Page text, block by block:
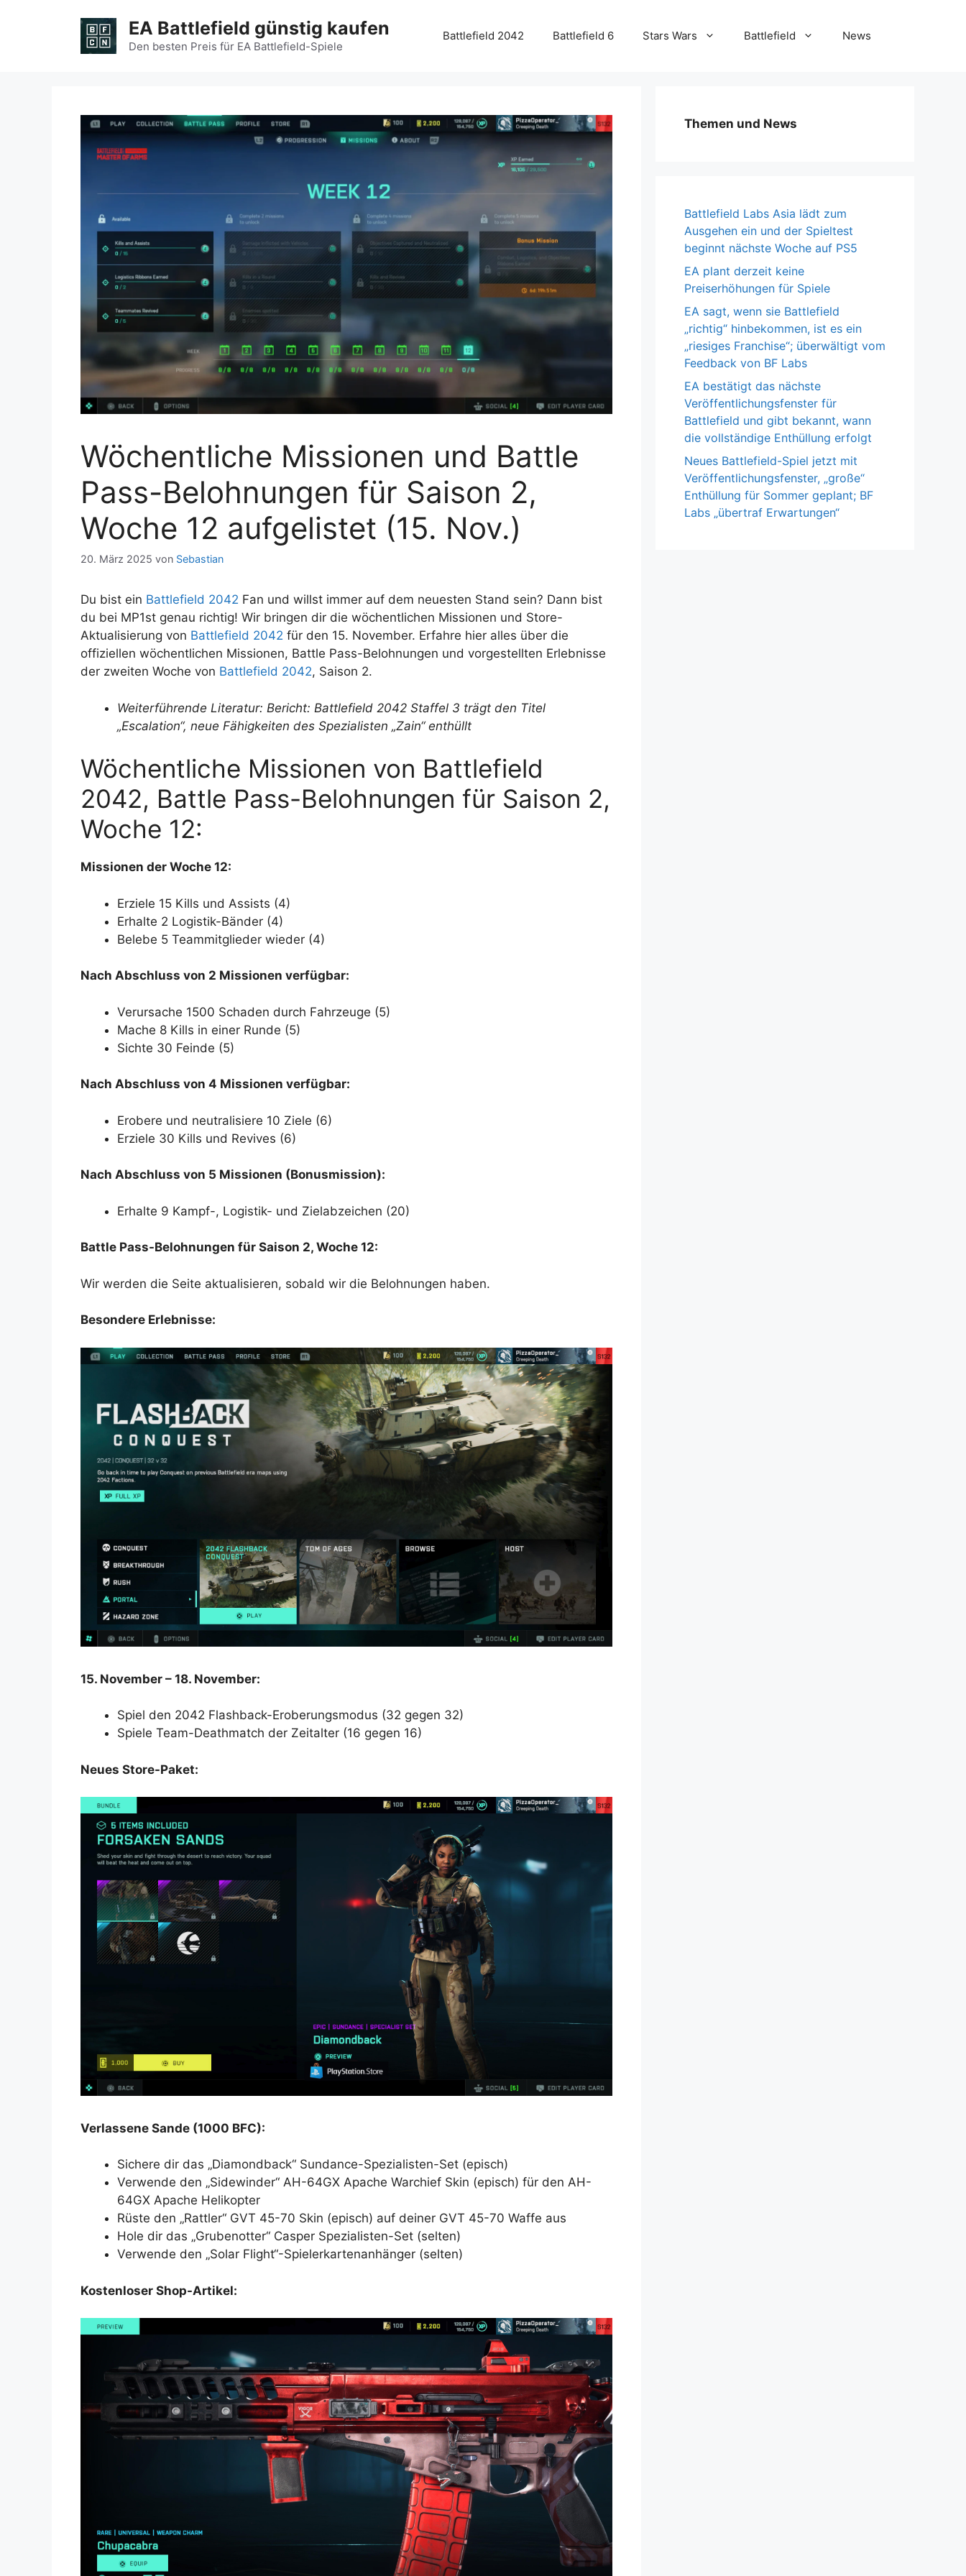
EA Battlefield günstig kaufen
Den besten Preis für EA Battlefield-Spiele
Battlefield 2042 Battlefield 6 Stars Wars Battlefield News
Wöchentliche Missionen und Battle
Pass-Belohnungen für Saison 2,
Woche 12 aufgelistet (15. Nov.)
20. März 2025 von Sebastian
Du bist ein Battlefield 2042 Fan und willst immer auf dem neuesten Stand sein? Dann bist
du bei MP1st genau richtig! Wir bringen dir die wöchentlichen Missionen und Store-
Aktualisierung von Battlefield 2042 für den 15. November. Erfahre hier alles über die
offiziellen wöchentlichen Missionen, Battle Pass-Belohnungen und vorgestellten Erlebnisse
der zweiten Woche von Battlefield 2042, Saison 2.
Weiterführende Literatur: Bericht: Battlefield 2042 Staffel 3 trägt den Titel
„Escalation“, neue Fähigkeiten des Spezialisten „Zain“ enthüllt
Wöchentliche Missionen von Battlefield
2042, Battle Pass-Belohnungen für Saison 2,
Woche 12:
Missionen der Woche 12:
Erziele 15 Kills und Assists (4)
Erhalte 2 Logistik-Bänder (4)
Belebe 5 Teammitglieder wieder (4)
Nach Abschluss von 2 Missionen verfügbar:
Verursache 1500 Schaden durch Fahrzeuge (5)
Mache 8 Kills in einer Runde (5)
Sichte 30 Feinde (5)
Nach Abschluss von 4 Missionen verfügbar:
Erobere und neutralisiere 10 Ziele (6)
Erziele 30 Kills und Revives (6)
Nach Abschluss von 5 Missionen (Bonusmission):
Erhalte 9 Kampf-, Logistik- und Zielabzeichen (20)
Battle Pass-Belohnungen für Saison 2, Woche 12:
Wir werden die Seite aktualisieren, sobald wir die Belohnungen haben.
Besondere Erlebnisse:
15. November – 18. November:
Spiel den 2042 Flashback-Eroberungsmodus (32 gegen 32)
Spiele Team-Deathmatch der Zeitalter (16 gegen 16)
Neues Store-Paket:
Verlassene Sande (1000 BFC):
Sichere dir das „Diamondback“ Sundance-Spezialisten-Set (episch)
Verwende den „Sidewinder“ AH-64GX Apache Warchief Skin (episch) für den AH-
64GX Apache Helikopter
Rüste den „Rattler“ GVT 45-70 Skin (episch) auf deiner GVT 45-70 Waffe aus
Hole dir das „Grubenotter“ Casper Spezialisten-Set (selten)
Verwende den „Solar Flight“-Spielerkartenanhänger (selten)
Kostenloser Shop-Artikel:
Themen und News
Battlefield Labs Asia lädt zum
Ausgehen ein und der Spieltest
beginnt nächste Woche auf PS5
EA plant derzeit keine
Preiserhöhungen für Spiele
EA sagt, wenn sie Battlefield
„richtig“ hinbekommen, ist es ein
„riesiges Franchise“; überwältigt vom
Feedback von BF Labs
EA bestätigt das nächste
Veröffentlichungsfenster für
Battlefield und gibt bekannt, wann
die vollständige Enthüllung erfolgt
Neues Battlefield-Spiel jetzt mit
Veröffentlichungsfenster, „große“
Enthüllung für Sommer geplant; BF
Labs „übertraf Erwartungen“